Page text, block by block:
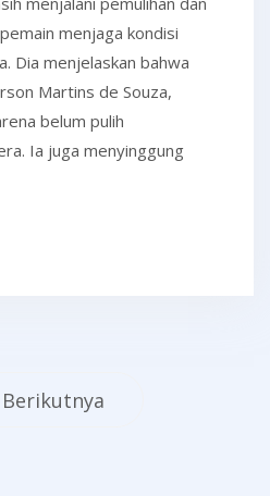
menjaga kondisi
Dia menjelaskan bahwa
Martins de Souza,
belum pulih
Ia juga menyinggung
Berikutnya